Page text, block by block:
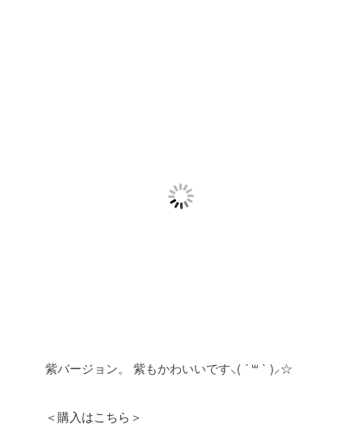
紫バージョン。 紫もかわいいです⸜( ´ ꒳ ` )⸝☆
＜購入はこちら＞